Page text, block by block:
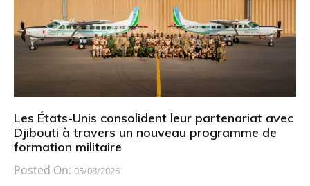
Les États-Unis consolident leur partenariat avec
Djibouti à travers un nouveau programme de
formation militaire
Posted On: 05/08/2026